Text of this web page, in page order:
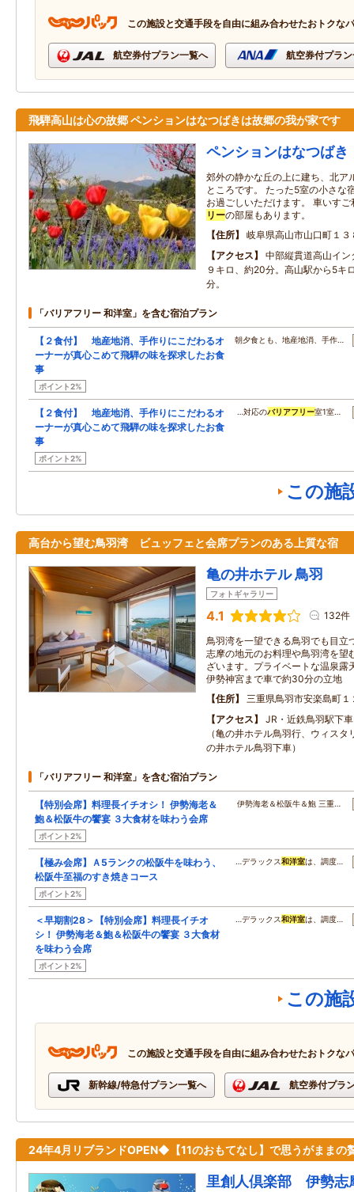
この施設と交通手段を自由に組み合わせたおトクな
航空券付プラン一覧へ 航空券付プラ
飛騨高山は心の故郷 ペンションはなつばきは故郷の我が家です
ペンションはなつばき
郊外の静かな丘の上に建ち、北ア
ところです。 たった5室の小さな
お過ごしいただけます。 車いす
リーの部屋もあります。
住所
岐阜県高山市山口町１３
アクセス
中部縦貫道高山イ
９キロ、約20分。高山駅から5キ
分。
「バリアフリー 和洋室」を含む宿泊プラン
【２食付】 地産地消、手作りにこだわるオ
ーナーが真心こめて飛騨の味を探求したお食
事
ポイント2%
朝夕食とも、地産地消、手作…
【２食付】 地産地消、手作りにこだわるオ
ーナーが真心こめて飛騨の味を探求したお食
事
ポイント2%
…対応のバリアフリー室1室…
この施
高台から望む鳥羽湾 ビュッフェと会席プランのある上質な宿
亀の井ホテル 鳥羽
フォトギャラリー
4.1 132件
鳥羽湾を一望できる鳥羽でも目立
志摩の地元のお料理や鳥羽湾を望
ざいます。プライベートな温泉露
伊勢神宮まで車で約30分の立地
住所
三重県鳥羽市安楽島町１
アクセス
JR・近鉄鳥羽駅下
（亀の井ホテル鳥羽行、ウィスタ
の井ホテル鳥羽下車）
「バリアフリー 和洋室」を含む宿泊プラン
【特別会席】料理長イチオシ！ 伊勢海老＆
鮑＆松阪牛の饗宴 ３大食材を味わう会席
ポイント2%
伊勢海老＆松阪牛＆鮑 三重…
【極み会席】Ａ5ランクの松阪牛を味わう、
松阪牛至福のすき焼きコース
ポイント2%
…デラックス和洋室は、調度…
＜早期割28＞【特別会席】料理長イチオ
シ！ 伊勢海老＆鮑＆松阪牛の饗宴 ３大食材
を味わう会席
ポイント2%
…デラックス和洋室は、調度…
この施
この施設と交通手段を自由に組み合わせたおトクな
新幹線/特急付プラン一覧へ 航空券付プラ
24年4月リブランドOPEN◆【11のおもてなし】で思うがままの
里創人倶楽部 伊勢